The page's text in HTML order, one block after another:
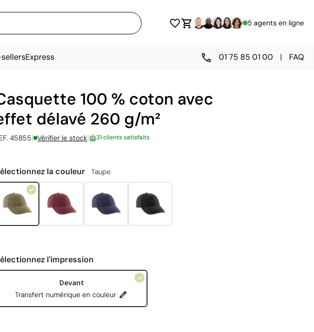
5 agents en ligne
Express 01 75 85 01 00 | FAQ
100 % coton avec
délavé 260 g/m²
45855| Vérifier le stock| 31 clients satisfaits
la couleur Taupe
l'impression
Devant
Transfert numérique en couleur